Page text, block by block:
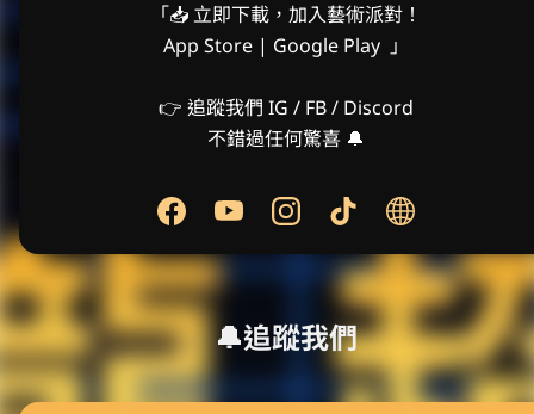
「📥 立即下載，加入藝術派對！
App Store | Google Play  」
👉 追蹤我們 IG / FB / Discord
不錯過任何驚喜 🔔
🔔追蹤我們